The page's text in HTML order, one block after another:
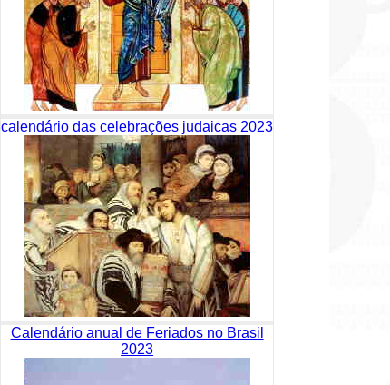
calendário das celebrações judaicas 2023
Calendário anual de Feriados no Brasil
2023